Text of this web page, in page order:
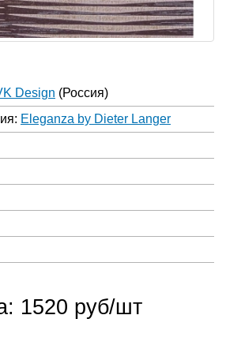
Design (Россия)
Eleganza by Dieter Langer
1520 руб/шт